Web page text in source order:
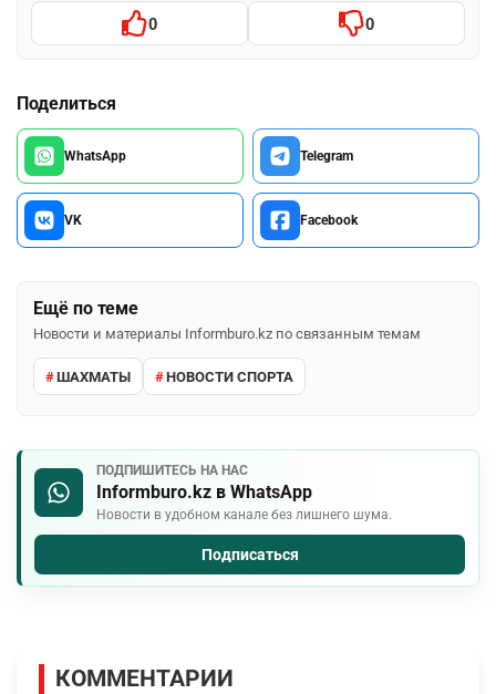
0 0
Поделиться
WhatsApp Telegram
VK Facebook
Ещё по теме
Новости и материалы Informburo.kz по связанным темам
ШАХМАТЫ НОВОСТИ СПОРТА
ПОДПИШИТЕСЬ НА НАС
Informburo.kz в WhatsApp
Новости в удобном канале без лишнего шума.
Подписаться
КОММЕНТАРИИ